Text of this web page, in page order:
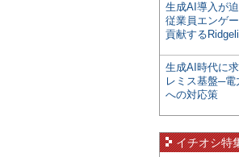
生成AI導入が
従業員エンゲ
貢献する
生成AI時代に
レミス基盤─電
への対応策
イチオシ特